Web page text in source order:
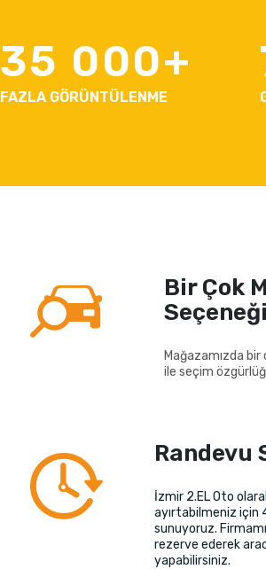
35 000
FAZLA GÖRÜNTÜLENME
Bir Çok
Seçeneği
Mağazamızda
ile seçim
Randevu
İzmir 2.EL Oto
ayırtabilmeniz için
sunuyoruz.
rezerve ederek
yapabilirsiniz.